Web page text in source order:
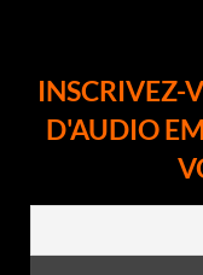
INSCRIVEZ-
D'AUDIO